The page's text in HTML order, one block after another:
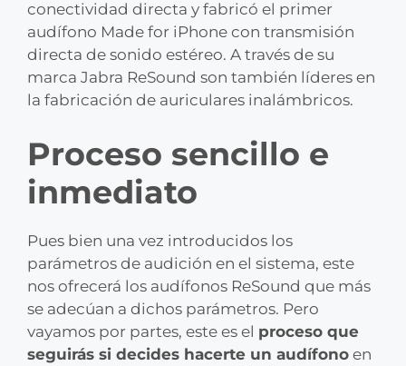
conectividad directa y fabricó el primer
audífono Made for iPhone con transmisión
directa de sonido estéreo. A través de su
marca Jabra ReSound son también líderes en
la fabricación de auriculares inalámbricos.
Proceso sencillo e
inmediato
Pues bien una vez introducidos los
parámetros de audición en el sistema, este
nos ofrecerá los audífonos ReSound que más
se adecúan a dichos parámetros. Pero
vayamos por partes, este es el proceso que
seguirás si decides hacerte un audífono en